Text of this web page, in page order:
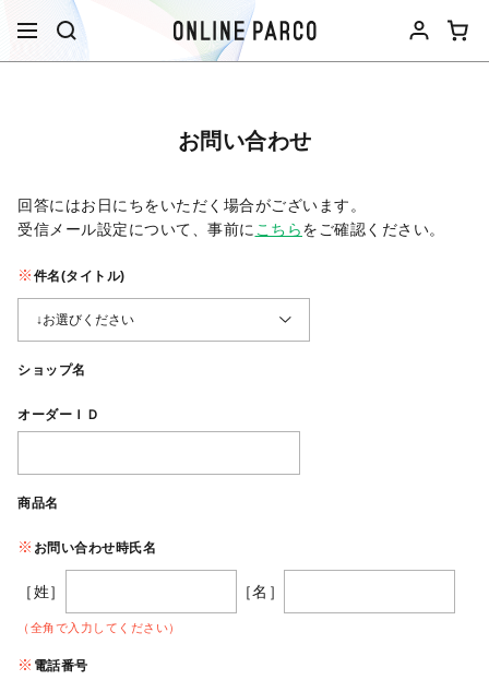
お問い合わせ
回答にはお日にちをいただく場合がございます。
受信メール設定について、事前に こちらをご確認ください。​
件名(タイトル)
ショップ名
オーダーＩＤ
商品名
お問い合わせ時氏名
［姓］ ［名］
（全角で入力してください）
電話番号